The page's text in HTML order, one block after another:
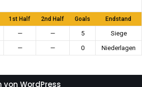
1st Half 2nd Half Goals Endstand
— — 5
Siege
— — 0 Niederlagen
von WordPress